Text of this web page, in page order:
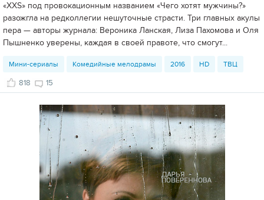
«XXS» под провокационным названием «Чего хотят мужчины?»
разожгла на редколлегии нешуточные страсти. Три главных акулы
пера — авторы журнала: Вероника Ланская, Лиза Пахомова и Оля
Пышненко уверены, каждая в своей правоте, что смогут...
Мини-сериалы Комедийные мелодрамы 2016 HD ТВЦ
818 15